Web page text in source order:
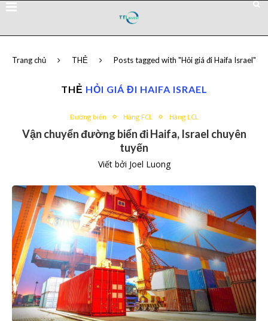
Trang chủ THẺ Posts tagged with "Hỏi giá đi Haifa Israel"
THẺ HỎI GIÁ ĐI HAIFA ISRAEL
Đường biển Hàng FCL Hàng LCL
Vận chuyển đường biển đi Haifa, Israel chuyên
tuyến
Viết bởi Joel Luong